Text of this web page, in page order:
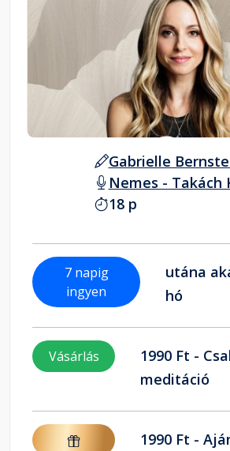
Gabrielle
Nemes - Takách
18 p
7 napig
ingyen
utána
hó
Vásárlás
1990 Ft -
meditáció
1990 Ft -